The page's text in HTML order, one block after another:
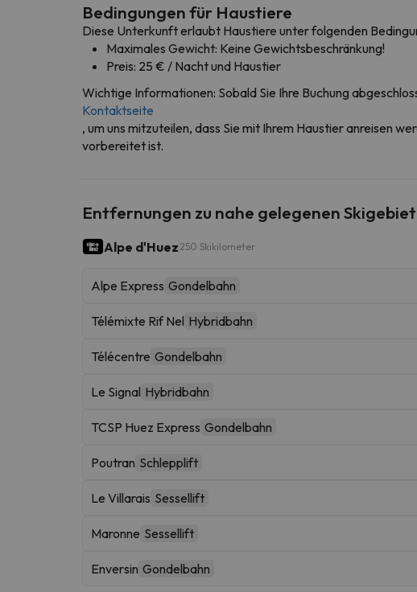
Bedingungen für Haustiere
Diese Unterkunft erlaubt Haustiere unter folgenden
Maximales Gewicht: Keine Gewichtsbeschränkung!
Preis: 25 € / Nacht und Haustier
Wichtige Informationen: Sobald Sie Ihre Buchung
Kontaktseite
, um uns mitzuteilen, dass Sie mit Ihrem Haustier anreisen
vorbereitet ist.
Entfernungen zu nahe gelegenen
Alpe d'Huez 250 Skikilometer
Alpe Express Gondelbahn
Télémixte Rif Nel Hybridbahn
Télécentre Gondelbahn
Le Signal Hybridbahn
TCSP Huez Express Gondelbahn
Poutran Schlepplift
Le Villarais Sessellift
Maronne Sessellift
Enversin Gondelbahn